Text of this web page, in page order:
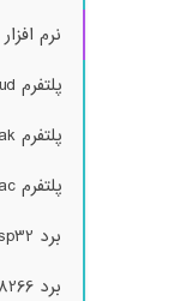
نرم افزار Node Red
پلتفرم Arduino Cloud
پلتفرم ThingSpeak
پلتفرم uBeac
برد Esp32
برد ESP8266